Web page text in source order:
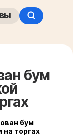
вы
бум
бум
на торгах